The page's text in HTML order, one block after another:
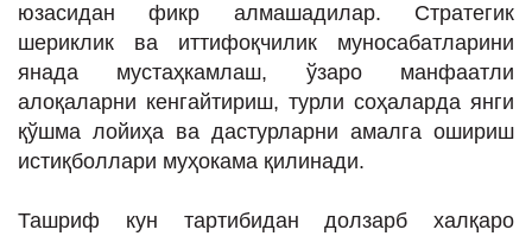
СПОРТ
юзасидан фикр алмашадилар. Стратегик
шериклик ва иттифоқчилик муносабатларини
янада мустаҳкамлаш, ўзаро манфаатли
алоқаларни кенгайтириш, турли соҳаларда янги
қўшма лойиҳа ва дастурларни амалга ошириш
истиқболлари муҳокама қилинади.
Ташриф кун тартибидан долзарб халқаро